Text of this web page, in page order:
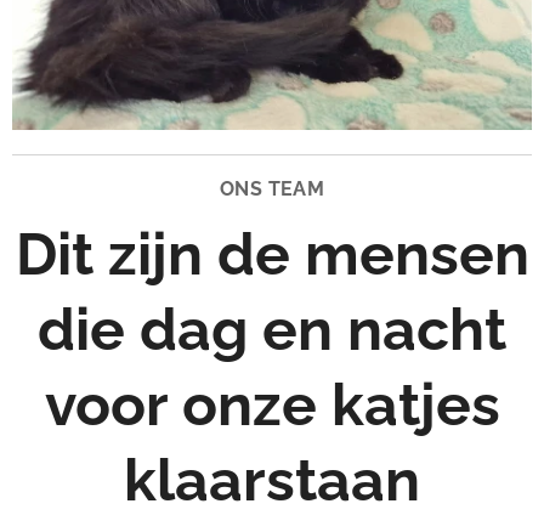
ONS TEAM
Dit zijn de mensen
die dag en nacht
voor onze katjes
klaarstaan